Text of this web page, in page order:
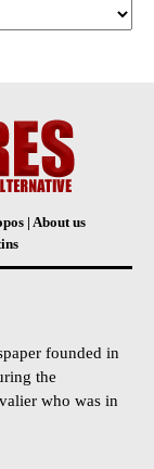
| About us
founded in
the
who was in